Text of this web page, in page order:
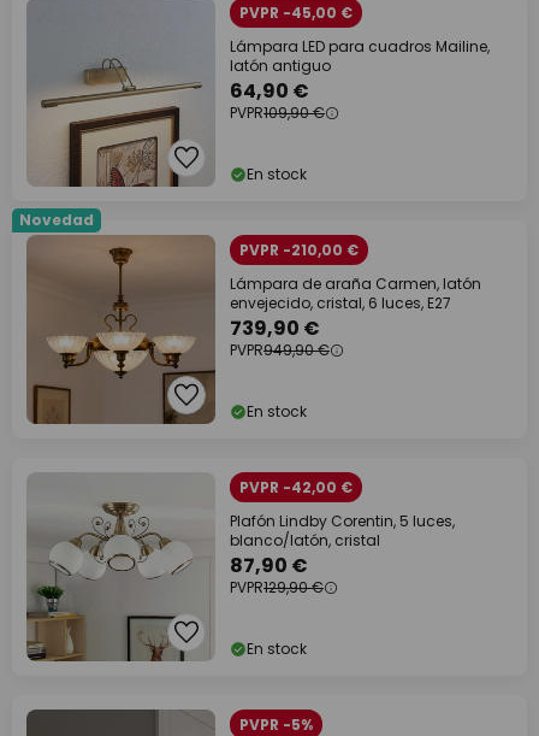
PVPR -45,00 €
Lámpara LED para cuadros Mailine,
latón antiguo
64,90 €
PVPR109,90 €
En stock
Novedad
PVPR -210,00 €
Lámpara de araña Carmen, latón
envejecido, cristal, 6 luces, E27
739,90 €
PVPR949,90 €
En stock
PVPR -42,00 €
Plafón Lindby Corentin, 5 luces,
blanco/latón, cristal
87,90 €
PVPR129,90 €
En stock
PVPR -5%